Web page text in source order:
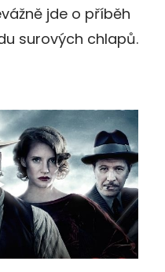
jde o příběh
surových chlapů.